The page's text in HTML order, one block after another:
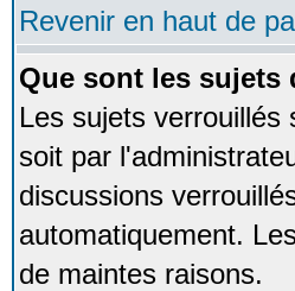
Revenir en haut de
Que sont les
Les sujets
soit par
discussions
automatiquement.
de maintes raisons.